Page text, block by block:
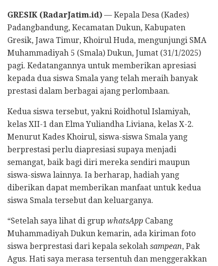
GRESIK (RadarJatim.id) — Kepala Desa (Kades)
Padangbandung, Kecamatan Dukun, Kabupaten
Gresik, Jawa Timur, Khoirul Huda, mengunjungi SMA
Muhammadiyah 5 (Smala) Dukun, Jumat (31/1/2025)
pagi. Kedatangannya untuk memberikan apresiasi
kepada dua siswa Smala yang telah meraih banyak
prestasi dalam berbagai ajang perlombaan.
Kedua siswa tersebut, yakni Roidhotul Islamiyah,
kelas XII-1 dan Elma Yuliandha Liviana, kelas X-2.
Menurut Kades Khoirul, siswa-siswa Smala yang
berprestasi perlu diapresiasi supaya menjadi
semangat, baik bagi diri mereka sendiri maupun
siswa-siswa lainnya. Ia berharap, hadiah yang
diberikan dapat memberikan manfaat untuk kedua
siswa Smala tersebut dan keluarganya.
“Setelah saya lihat di grup whatsApp Cabang
Muhammadiyah Dukun kemarin, ada kiriman foto
siswa berprestasi dari kepala sekolah sampean, Pak
Agus. Hati saya merasa tersentuh dan menggerakkan